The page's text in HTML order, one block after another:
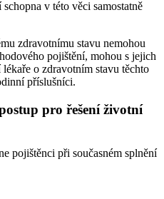
v této věci samostatně
zdravotnímu stavu nemohou
pojištění, mohou s jejich
o zdravotním stavu těchto
příslušníci.
pro řešení životní
pojištěnci při současném splnění